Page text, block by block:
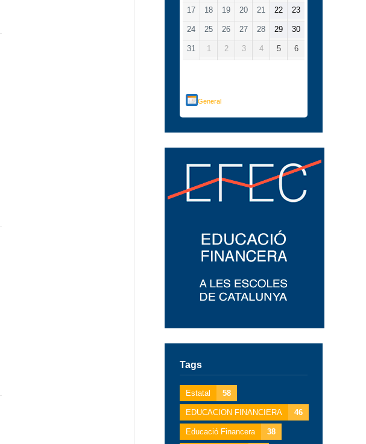
17 18 19 20 21 22 23
24 25 26 27 28 29 30
31 1 2 3 4 5 6
General
Tags
Estatal 58
EDUCACION FINANCIERA 46
Educació Financera 38